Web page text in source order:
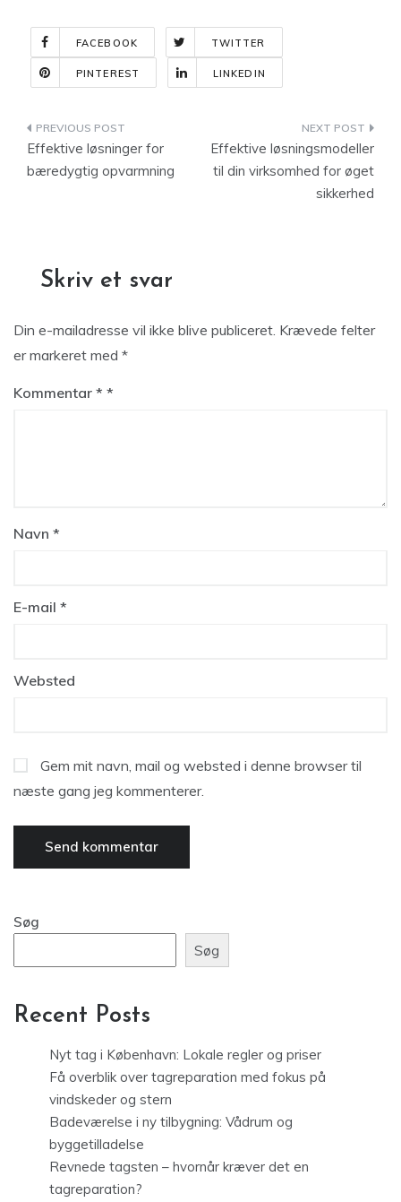
FACEBOOK TWITTER
PINTEREST LINKEDIN
Indlægsnavigation
Effektive løsninger for
bæredygtig opvarmning
Effektive løsningsmodeller
til din virksomhed for øget
sikkerhed
Skriv et svar
Din e-mailadresse vil ikke blive publiceret. Krævede felter
er markeret med *
Kommentar *
Navn *
E-mail *
Websted
Gem mit navn, mail og websted i denne browser til
næste gang jeg kommenterer.
Søg
Søg
Recent Posts
Nyt tag i København: Lokale regler og priser
Få overblik over tagreparation med fokus på
vindskeder og stern
Badeværelse i ny tilbygning: Vådrum og
byggetilladelse
Revnede tagsten – hvornår kræver det en
tagreparation?